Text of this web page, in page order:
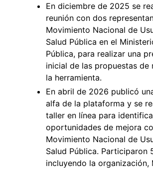
En diciembre de 2025 se
reunión con dos
Movimiento Nacional de
Salud Pública en el
Pública, para realizar una
inicial de las propuestas de
la herramienta.
En abril de 2026 publicó
alfa de la plataforma y se
taller en línea para
oportunidades de mejora
Movimiento Nacional de
Salud Pública. Participaron
incluyendo la organización,